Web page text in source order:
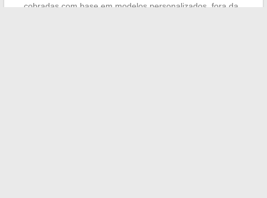
cobradas com base em modelos personalizados, fora da